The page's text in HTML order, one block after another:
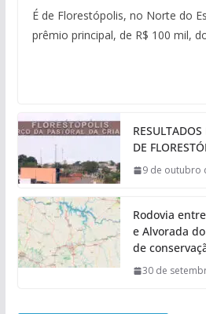
É de Florestópolis, no Norte do
prêmio principal, de R$ 100 mil,
DE
9 de outubro
Rodovia
e Alvorada
de
30 de